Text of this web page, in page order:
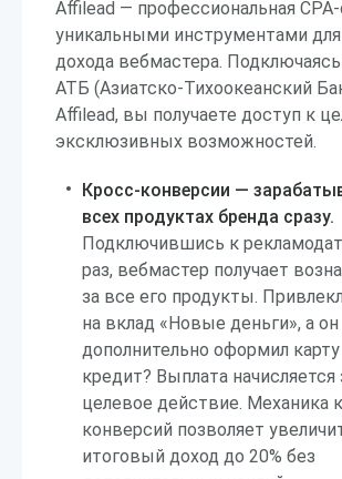
Affilead — профессиональная
уникальными инструментами
дохода вебмастера.
АТБ (Азиатско-Тихоокеанский
Affilead, вы получаете доступ к
эксклюзивных возможностей.
Кросс-конверсии —
всех продуктах бренда сразу.
Подключившись к
раз, вебмастер получает
за все его продукты.
на вклад «Новые деньги», а он
дополнительно оформил карту
кредит? Выплата
целевое действие. Механика
конверсий позволяет
итоговый доход до 20% без